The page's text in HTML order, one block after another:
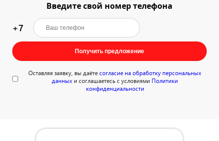
Введите свой номер телефона
+7
Получить предложение
Оставляя заявку, вы даётесогласие на обработку персональных
данных и соглашаетесь с условиями Политики
конфиденциальности